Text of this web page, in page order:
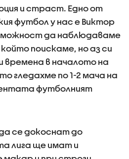
и страст. Едно от
футбол у нас е Виктор
да наблюдаваме
поискаме, но аз си
времена в началото на
гледахме по 1-2 мача на
футболният
се докоснат до
лига ще имат и